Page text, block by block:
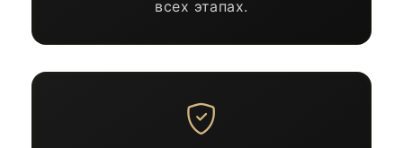
всех этапах.